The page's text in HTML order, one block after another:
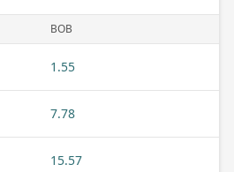
BOB
1.55
7.78
15.57